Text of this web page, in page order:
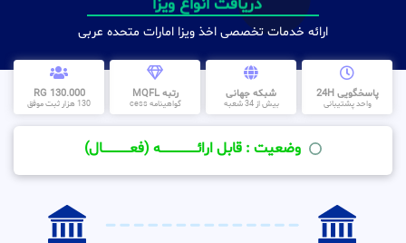
ارائه خدمات تخصصی اخذ ویزا امارات متحده عربی
پاسخگویی 24H
واحد پشتیبانی
شبکه جهانی
بیش از 34 شعبه
رتبه MQFL
گواهینامه cess
130.000 RG
130 هزار ثبت موفق
وضعیت : قابل ارائــــــــــــــــــــه (فعـــــــــــــــال)